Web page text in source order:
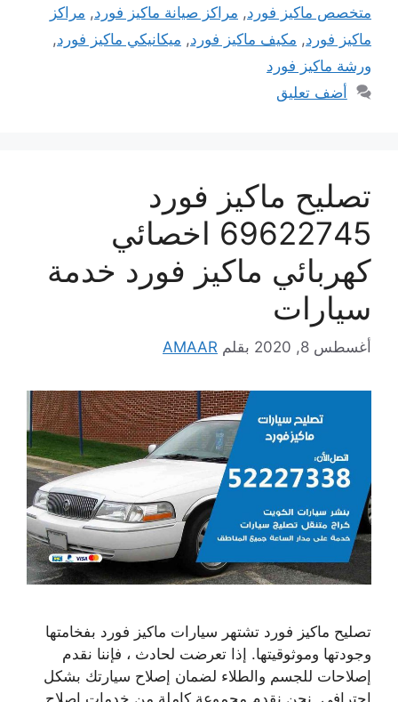
متخصص ماكيز فورد, مراكز صيانة ماكيز فورد, مراكز
ماكيز فورد, مكيف ماكيز فورد, ميكانيكي ماكيز فورد,
ورشة ماكيز فورد
أضف تعليق
تصليح ماكيز فورد
69622745 اخصائي
كهربائي ماكيز فورد خدمة
سيارات
أغسطس 8, 2020 بقلم AMAAR
تصليح ماكيز فورد تشتهر سيارات ماكيز فورد بفخامتها
وجودتها وموثوقيتها. إذا تعرضت لحادث ، فإننا نقدم
إصلاحات للجسم والطلاء لضمان إصلاح سيارتك بشكل